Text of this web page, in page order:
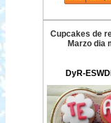
Cupcakes de
Marzo dia
DyR-